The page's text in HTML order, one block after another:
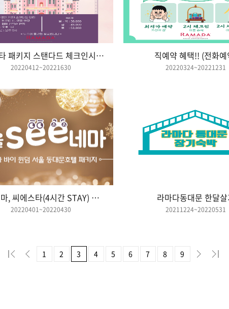
씨에스타 패키지 스탠다드 체크인시 배정 8시간 판매
20220412~20221630
직예약 혜택!! (전화예
20220324~20221231
봄 씨네마, 씨에스타(4시간 STAY) 패키지 판매
20220401~20220430
라마다동대문 한달살
20211224~20220531
1 2 3 4 5 6 7 8 9